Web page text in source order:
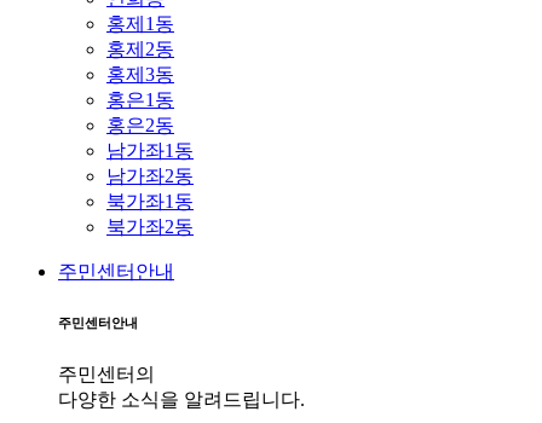
홍제1동
홍제2동
홍제3동
홍은1동
홍은2동
남가좌1동
남가좌2동
북가좌1동
북가좌2동
주민센터안내
주민센터안내
주민센터의
다양한 소식을 알려드립니다.